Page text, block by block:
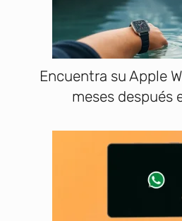
Encuentra su Apple
meses después